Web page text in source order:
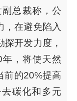
副总裁称，公
，在避免陷入
开发力度，
，将使天然
前的20%提高
碳化和多元